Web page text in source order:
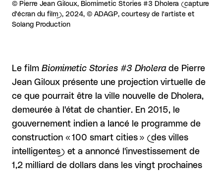
Droits réservés :
© Pierre Jean Giloux, Biomimetic Stories #3 Dholera (capture
d'écran du film), 2024, © ADAGP, courtesy de l'artiste et
Solang Production
Le film Biomimetic Stories #3 Dholera de Pierre
Jean Giloux présente une projection virtuelle de
ce que pourrait être la ville nouvelle de Dholera,
demeurée à l'état de chantier. En 2015, le
gouvernement indien a lancé le programme de
construction « 100 smart cities » (des villes
intelligentes) et a annoncé l'investissement de
1,2 milliard de dollars dans les vingt prochaines